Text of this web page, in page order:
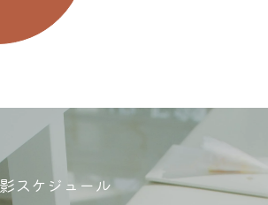
スケジュール